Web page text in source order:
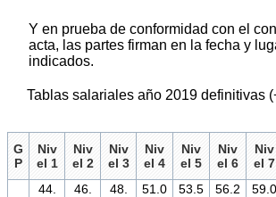
Y en prueba de conformidad con el
acta, las partes firman en la fecha y
indicados.
Tablas salariales año 2019 definitivas
G
P
Niv
el 1
Niv
el 2
Niv
el 3
Niv
el 4
Niv
el 5
Niv
el 6
Niv
el 7
44.
46.
48.
51.0
53.5
56.2
59.0